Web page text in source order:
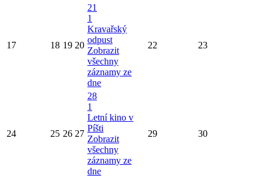
17 18 19 20
21
1
Kravařský
odpust
Zobrazit
všechny
záznamy ze
dne
22 23
24 25 26 27
28
1
Letní kino v
Píšti
Zobrazit
všechny
záznamy ze
dne
29 30